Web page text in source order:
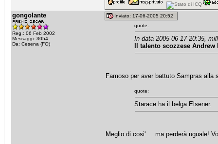
gongolante
Reg.: 06 Feb 2002
Messaggi: 3054
Da: Cesena (FO)
Inviato: 17-06-2005 20:52
quote:
In data 2005-06-17 20:35,
Il talento scozzese
Famoso per aver battuto Sampras alla
quote:
Starace ha il belga Elsener.
Meglio di cosi'.... ma perderà uguale!